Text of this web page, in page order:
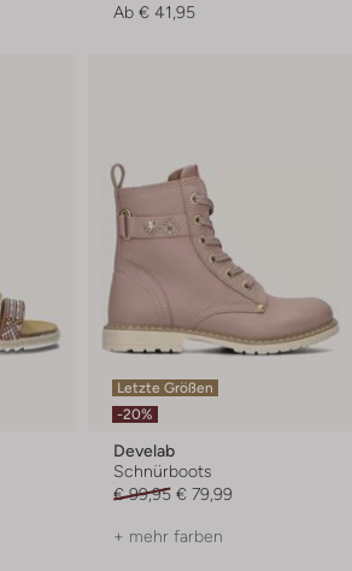
Ab € 41,95
Letzte Größen
-20%
Develab
Schnürboots
€ 99,95 € 79,99
+ mehr farben